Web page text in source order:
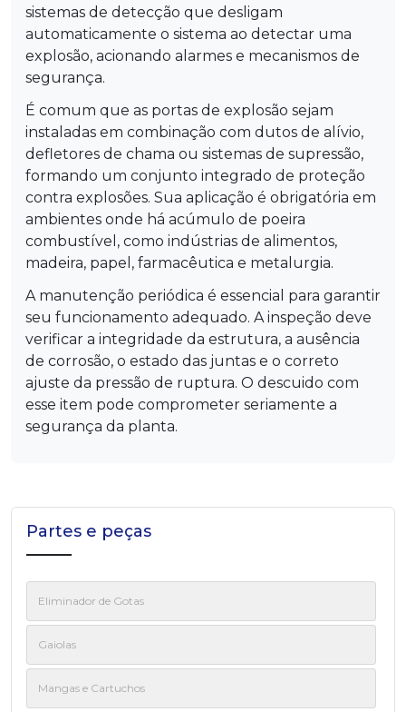
sistemas de detecção que desligam
automaticamente o sistema ao detectar uma
explosão, acionando alarmes e mecanismos de
segurança.
É comum que as portas de explosão sejam
instaladas em combinação com dutos de alívio,
defletores de chama ou sistemas de supressão,
formando um conjunto integrado de proteção
contra explosões. Sua aplicação é obrigatória em
ambientes onde há acúmulo de poeira
combustível, como indústrias de alimentos,
madeira, papel, farmacêutica e metalurgia.
A manutenção periódica é essencial para garantir
seu funcionamento adequado. A inspeção deve
verificar a integridade da estrutura, a ausência
de corrosão, o estado das juntas e o correto
ajuste da pressão de ruptura. O descuido com
esse item pode comprometer seriamente a
segurança da planta.
Partes e peças
Eliminador de Gotas
Gaiolas
Mangas e Cartuchos